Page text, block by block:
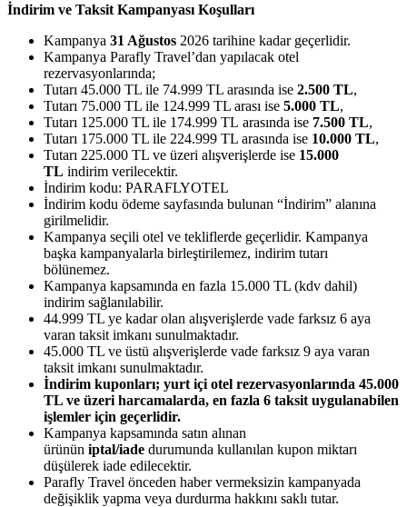
İndirim ve Taksit Kampanyası Koşulları
Kampanya 31 Ağustos 2026 tarihine kadar geçerlidir.
Kampanya Parafly Travel’dan yapılacak otel
rezervasyonlarında;
Tutarı 45.000 TL ile 74.999 TL arasında ise 2.500 TL,
Tutarı 75.000 TL ile 124.999 TL arası ise 5.000 TL,
Tutarı 125.000 TL ile 174.999 TL arasında ise 7.500 TL,
Tutarı 175.000 TL ile 224.999 TL arasında ise 10.000 TL,
Tutarı 225.000 TL ve üzeri alışverişlerde ise 15.000
TL indirim verilecektir.
İndirim kodu: PARAFLYOTEL
İndirim kodu ödeme sayfasında bulunan “İndirim” alanına
girilmelidir.
Kampanya seçili otel ve tekliflerde geçerlidir. Kampanya
başka kampanyalarla birleştirilemez, indirim tutarı
bölünemez.
Kampanya kapsamında en fazla 15.000 TL (kdv dahil)
indirim sağlanılabilir.
44.999 TL ye kadar olan alışverişlerde vade farksız 6 aya
varan taksit imkanı sunulmaktadır.
45.000 TL ve üstü alışverişlerde vade farksız 9 aya varan
taksit imkanı sunulmaktadır.
İndirim kuponları; yurt içi otel rezervasyonlarında 45.000
TL ve üzeri harcamalarda, en fazla 6 taksit uygulanabilen
işlemler için geçerlidir.
Kampanya kapsamında satın alınan
ürünün iptal/iade durumunda kullanılan kupon miktarı
düşülerek iade edilecektir.
Parafly Travel önceden haber vermeksizin kampanyada
değişiklik yapma veya durdurma hakkını saklı tutar.